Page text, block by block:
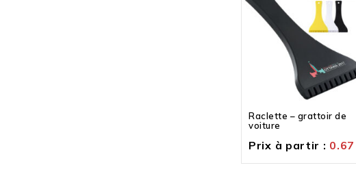
Raclette – grattoir de
voiture
Prix à partir : 0.67